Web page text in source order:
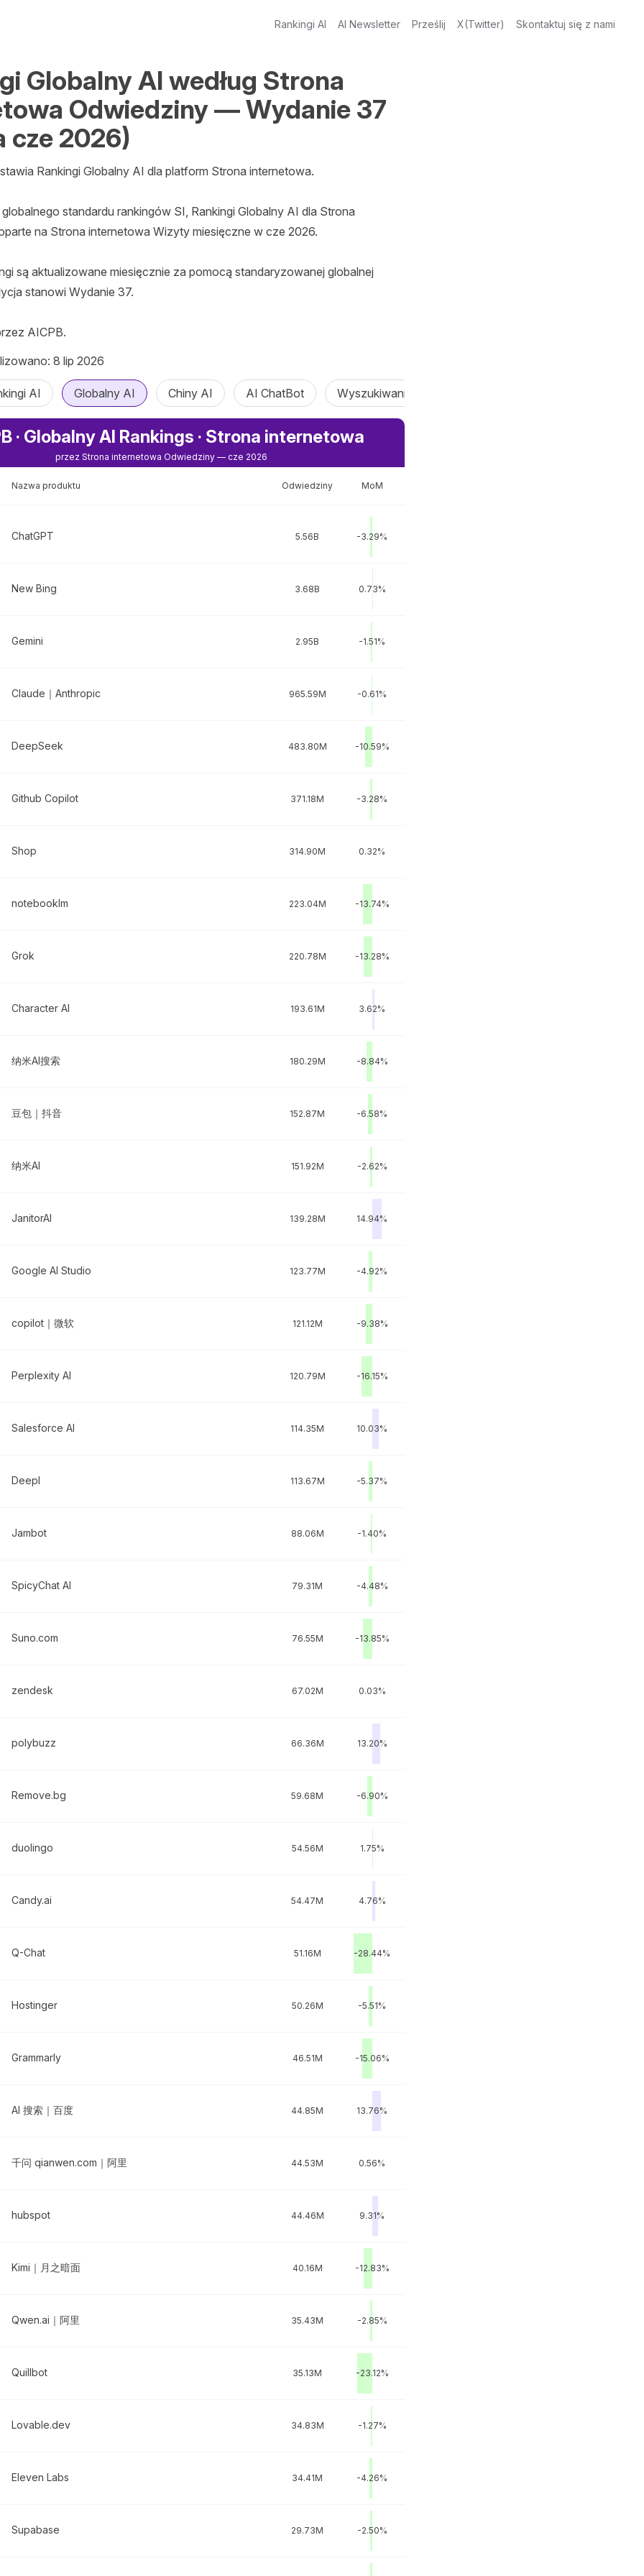
Rankingi AI AI Newsletter Prześlij X(Twitter) Skontaktuj się z nami
Globalny AI według Strona
Odwiedziny — Wydanie 37
cze 2026)
Rankingi Globalny AI dla platform Strona internetowa.
globalnego standardu rankingów SI, Rankingi Globalny AI dla Strona
na Strona internetowa Wizyty miesięczne w cze 2026.
są aktualizowane miesięcznie za pomocą standaryzowanej globalnej
stanowi Wydanie 37.
AICPB.
8 lip 2026
AI Globalny AI Chiny AI AI ChatBot Wyszukiwanie AI
· Globalny AI Rankings · Strona internetowa
przez Strona internetowa Odwiedziny — cze 2026
Nazwa produktu Odwiedziny MoM
ChatGPT 5.56B -3.29%
New Bing 3.68B 0.73%
Gemini 2.95B -1.51%
Claude｜Anthropic 965.59M -0.61%
DeepSeek 483.80M -10.59%
Github Copilot 371.18M -3.28%
Shop 314.90M 0.32%
notebooklm 223.04M -13.74%
Grok 220.78M -13.28%
Character AI 193.61M 3.62%
纳米AI搜索 180.29M -8.84%
豆包｜抖音 152.87M -6.58%
纳米AI 151.92M -2.62%
JanitorAI 139.28M 14.94%
Google AI Studio 123.77M -4.92%
copilot｜微软 121.12M -9.38%
Perplexity AI 120.79M -16.15%
Salesforce AI 114.35M 10.03%
Deepl 113.67M -5.37%
Jambot 88.06M -1.40%
SpicyChat AI 79.31M -4.48%
Suno.com 76.55M -13.85%
zendesk 67.02M 0.03%
polybuzz 66.36M 13.20%
Remove.bg 59.68M -6.90%
duolingo 54.56M 1.75%
Candy.ai 54.47M 4.76%
Q-Chat 51.16M -28.44%
Hostinger 50.26M -5.51%
Grammarly 46.51M -15.06%
AI 搜索｜百度 44.85M 13.76%
千问 qianwen.com｜阿里 44.53M 0.56%
hubspot 44.46M 9.31%
Kimi｜月之暗面 40.16M -12.83%
Qwen.ai｜阿里 35.43M -2.85%
Quillbot 35.13M -23.12%
Lovable.dev 34.83M -1.27%
Eleven Labs 34.41M -4.26%
Supabase 29.73M -2.50%